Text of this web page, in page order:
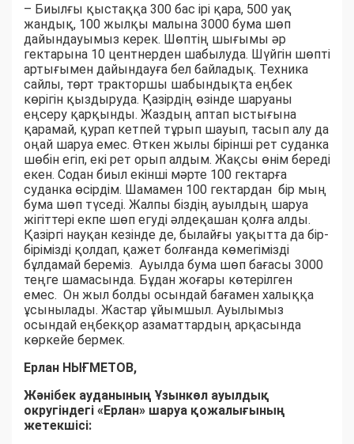
– Биылғы қыстаққа 300 бас ірі қара, 500 уақ
жандық, 100 жылқы малына 3000 бума шөп
дайындауымыз керек. Шөптің шығымы әр
гектарына 10 центнерден шабылуда. Шүйгін шөпті
артығымен дайындауға бел байладық. Техника
сайлы, төрт тракторшы шабындықта еңбек
көрігін қыздыруда. Қазірдің өзінде шаруаны
еңсеру қарқынды. Жаздың аптап ыстығына
қарамай, қурап кетпей тұрып шауып, тасып алу да
оңай шаруа емес. Өткен жылы бірінші рет суданка
шөбін егіп, екі рет орып алдым. Жақсы өнім береді
екен. Содан биыл екінші мәрте 100 гектарға
суданка өсірдім. Шамамен 100 гектардан бір мың
бума шөп түседі. Жалпы біздің ауылдың шаруа
жігіттері екпе шөп егуді әлдеқашан қолға алды.
Қазіргі науқан кезінде де, былайғы уақытта да бір-
бірімізді қолдап, қажет болғанда көмегімізді
бұлдамай береміз. Ауылда бума шөп бағасы 3000
теңге шамасында. Бұдан жоғары көтерілген
емес. Он жыл болды осындай бағамен халыққа
ұсынылады. Жастар ұйымшыл. Ауылымыз
осындай еңбекқор азаматтардың арқасында
көркейе бермек.
Ерлан НЫҒМЕТОВ,
Жәнібек ауданының Ұзынкөл ауылдық
округіндегі «Ерлан» шаруа қожалығының
жетекшісі: